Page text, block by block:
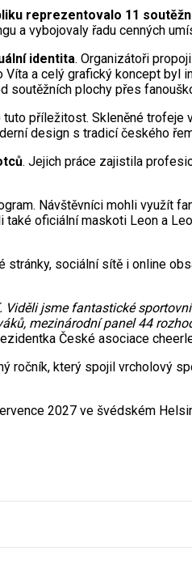
reprezentovalo 11
a vybojovaly řadu cenných
identita. Organizátoři
a celý grafický koncept byl
plochy přes
příležitost. Skleněné
design s tradicí českého
. Jejich práce zajistila
Návštěvníci mohli využít
oficiální maskoti Leon a
sociální sítě i online
jsme fantastické
mezinárodní panel 44
České asociace
ročník, který spojil vrcholový
2027 ve švédském